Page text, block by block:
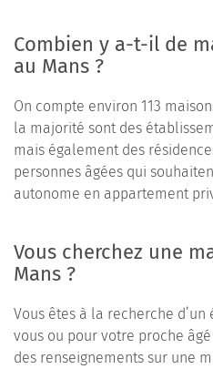
Combien y a-t-il de
au Mans ?
On compte environ 113
la majorité sont des
mais également des
personnes âgées qui
autonome en appartement
Vous cherchez une
Mans ?
Vous êtes à la recherche
vous ou pour votre proche
des renseignements sur une